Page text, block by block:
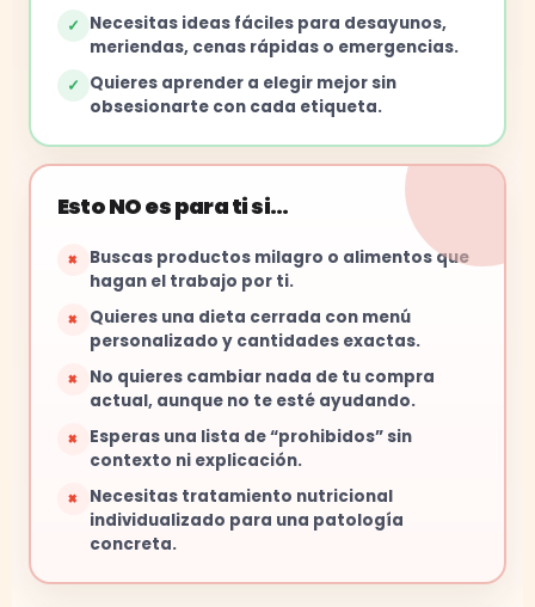
✓ Necesitas ideas fáciles para desayunos,
meriendas, cenas rápidas o emergencias.
✓ Quieres aprender a elegir mejor sin
obsesionarte con cada etiqueta.
Esto NO es para ti si…
×
Buscas productos milagro o alimentos que
hagan el trabajo por ti.
×
Quieres una dieta cerrada con menú
personalizado y cantidades exactas.
×
No quieres cambiar nada de tu compra
actual, aunque no te esté ayudando.
×
Esperas una lista de “prohibidos” sin
contexto ni explicación.
×
Necesitas tratamiento nutricional
individualizado para una patología
concreta.